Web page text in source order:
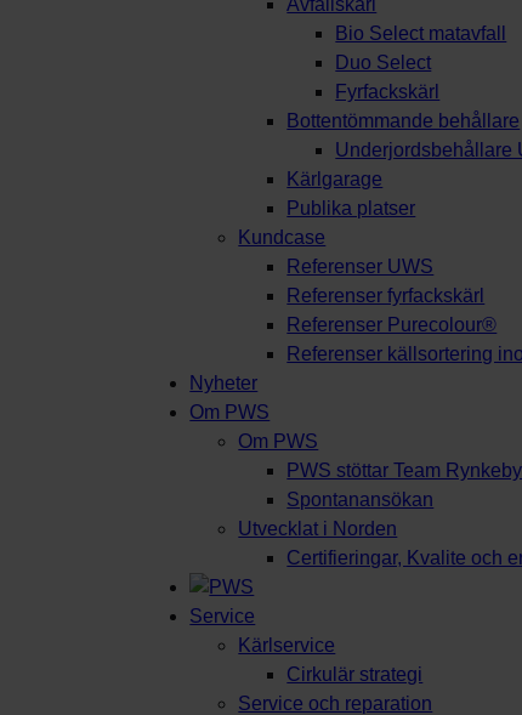
Avfallskärl
Bio Select matavfall
Duo Select
Fyrfackskärl
Bottentömmande behållare
Underjordsbehållare
Kärlgarage
Publika platser
Kundcase
Referenser UWS
Referenser fyrfackskärl
Referenser Purecolour®
Referenser källsortering
Nyheter
Om PWS
Om PWS
PWS stöttar Team Rynkeby
Spontanansökan
Utvecklat i Norden
Certifieringar, Kvalite och
Service
Kärlservice
Cirkulär strategi
Service och reparation